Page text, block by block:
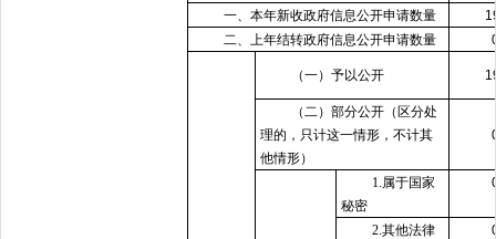
一、本年新收政府信息公开申请数量
二、上年结转政府信息公开申请数量
（一）予以公开
（二）部分公开（区分处
理的，只计这一情形，不计其
他情形）
1.属于国家
秘密
2.其他法律